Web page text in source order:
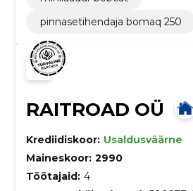
pinnasetihendaja bomaq 250
RAITROAD OÜ
Krediidiskoor: Usaldusväärne
Maineskoor: 2990
Töötajaid: 4